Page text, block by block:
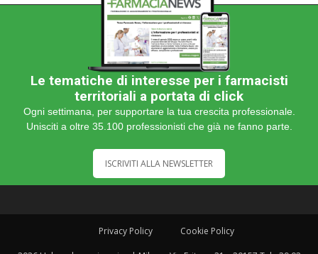
Le tematiche di interesse per i farmacisti
territoriali a portata di click
Ogni settimana, per supportare la tua crescita professionale.
Unisciti a oltre 35.100 professionisti che già ne fanno parte.
ISCRIVITI ALLA NEWSLETTER
Privacy Policy Cookie Policy